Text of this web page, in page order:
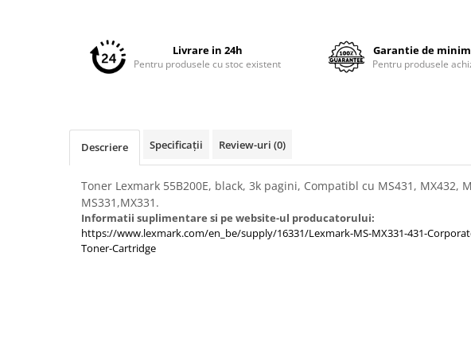
Accesorii imprimante 3D
Laptopuri / notebookuri
Ultrabookuri
Laptop-uri 2 in 1
Accesorii laptop
Facebook
Livrare in 24h
Pentru produsele cu stoc existent
Garantie de
Pentru produsele
Descriere Specificații Review-uri (0)
Toner Lexmark 55B200E, black, 3k pagini, Compatibl cu MS431, MX432,
MS331,MX331.
Informatii suplimentare si pe website-ul producatorului:
https://www.lexmark.com/en_be/supply/16331/Lexmark-MS-MX331-431-
Toner-Cartridge